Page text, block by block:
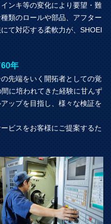
ンキ等の変化により要望・難
類のロールや部品、アフター
て対応する柔軟力が、SHOEI
年
先端をいく開拓者としての覚
に培われてきた経験に甘んず
ップを目指し、様々な検証を
ビスをお客様にご提案するた